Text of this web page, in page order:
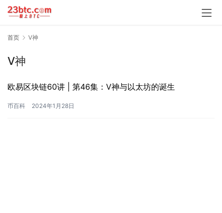
首页 V神
V神
欧易区块链60讲 | 第46集：V神与以太坊的诞生
币百科 2024年1月28日